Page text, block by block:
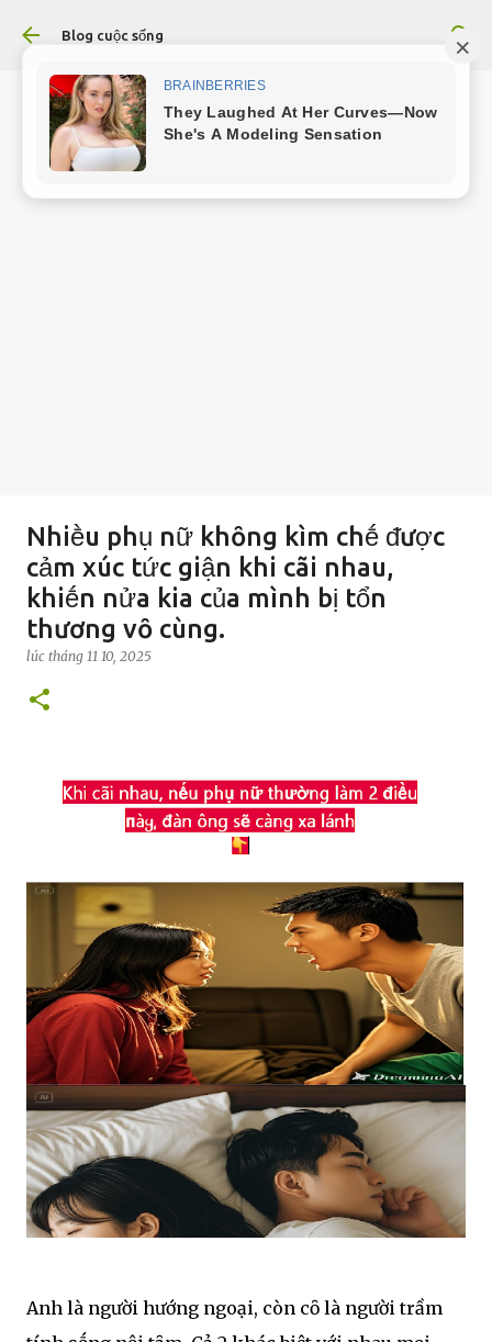
Chuyển đến nội dung chính
Blog cuộc sống
Nhiḕu phụ nữ khȏng kìm chḗ ᵭược
cảm xúc tức giận khi cãi nhau,
khiḗn nửa kia của mình bị tổn
thương vȏ cùng.
lúc tháng 11 10, 2025
Anh là người hướng ngoại, còn cȏ là người trầm